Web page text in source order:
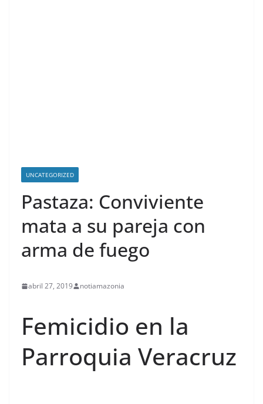
UNCATEGORIZED
Pastaza: Conviviente
mata a su pareja con
arma de fuego
abril 27, 2019 notiamazonia
Femicidio en la
Parroquia Veracruz